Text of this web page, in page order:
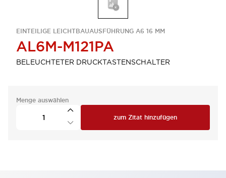
EINTEILIGE LEICHTBAUAUSFÜHRUNG A6 16 MM
AL6M-M121PA
BELEUCHTETER DRUCKTASTENSCHALTER
Menge auswählen
zum Zitat hinzufügen